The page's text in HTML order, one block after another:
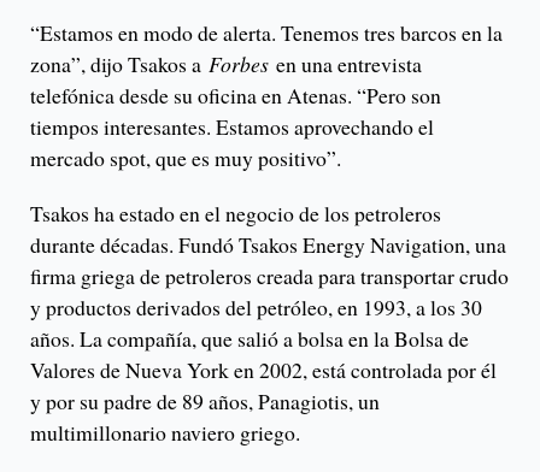
“Estamos en modo de alerta. Tenemos tres barcos en la
zona”, dijo Tsakos a Forbes en una entrevista
telefónica desde su oficina en Atenas. “Pero son
tiempos interesantes. Estamos aprovechando el
mercado spot, que es muy positivo”.
Tsakos ha estado en el negocio de los petroleros
durante décadas. Fundó Tsakos Energy Navigation, una
firma griega de petroleros creada para transportar crudo
y productos derivados del petróleo, en 1993, a los 30
años. La compañía, que salió a bolsa en la Bolsa de
Valores de Nueva York en 2002, está controlada por él
y por su padre de 89 años, Panagiotis, un
multimillonario naviero griego.